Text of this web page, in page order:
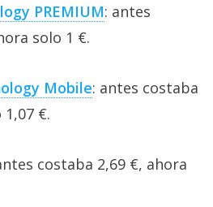
PREMIUM: antes
solo 1 €.
Mobile: antes costaba
€.
costaba 2,69 €, ahora